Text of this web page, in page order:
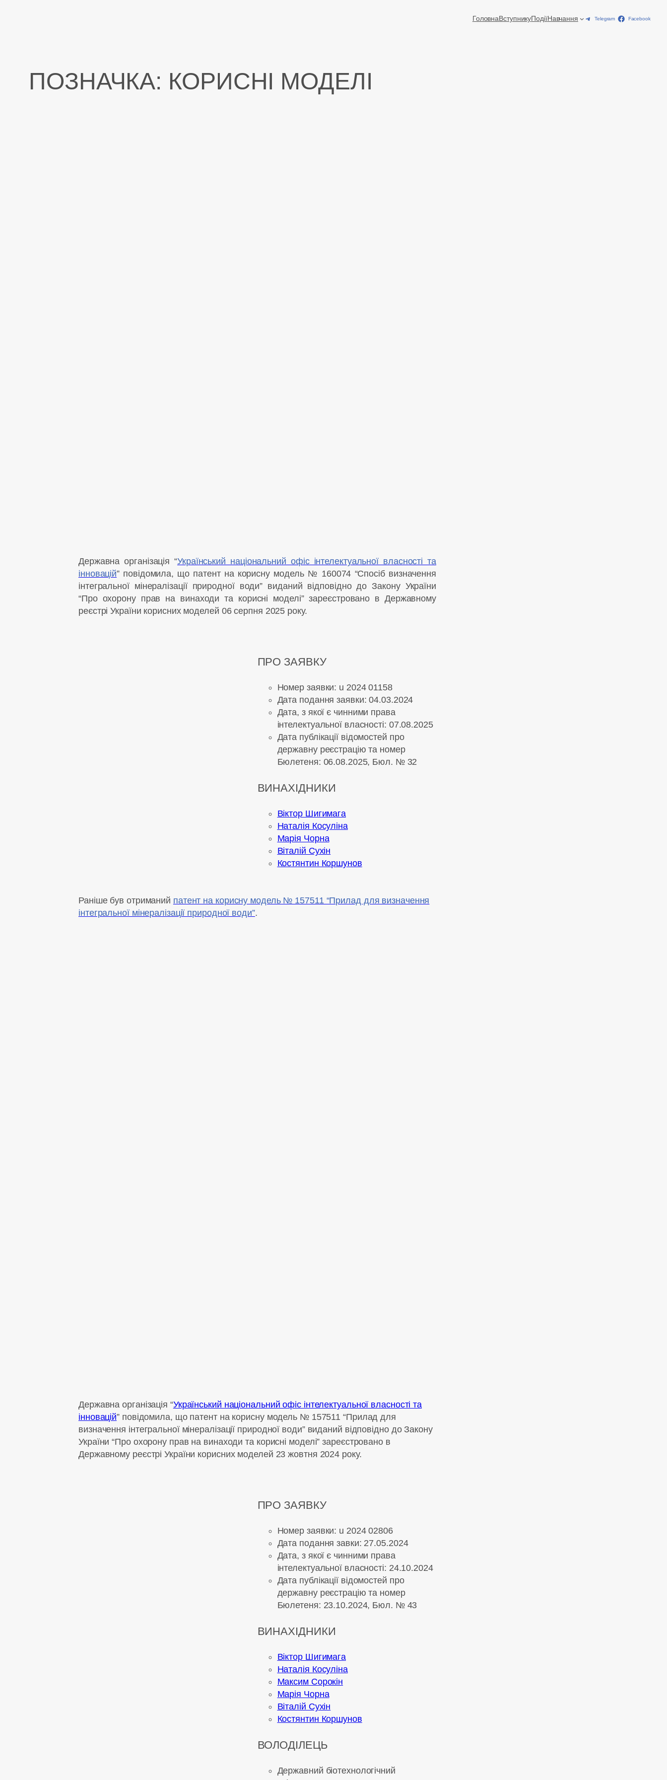
ГоловнаВступникуПодіїНавчання Telegram Facebook
ПОЗНАЧКА: КОРИСНІ МОДЕЛІ
Державна організація “Український національний офіс інтелектуальної власності та
інновацій” повідомила, що патент на корисну модель № 160074 “Спосіб визначення
інтегральної мінералізації природної води” виданий відповідно до Закону України
“Про охорону прав на винаходи та корисні моделі” зареєстровано в Державному
реєстрі України корисних моделей 06 серпня 2025 року.
ПРО ЗАЯВКУ
Номер заявки: u 2024 01158
Дата подання заявки: 04.03.2024
Дата, з якої є чинними права
інтелектуальної власності: 07.08.2025
Дата публікації відомостей про
державну реєстрацію та номер
Бюлетеня: 06.08.2025, Бюл. № 32
ВИНАХІДНИКИ
Віктор Шигимага
Наталія Косуліна
Марія Чорна
Віталій Сухін
Костянтин Коршунов
Раніше був отриманий патент на корисну модель № 157511 “Прилад для визначення
інтегральної мінералізації природної води”.
Державна організація “Український національний офіс інтелектуальної власності та
інновацій” повідомила, що патент на корисну модель № 157511 “Прилад для
визначення інтегральної мінералізації природної води” виданий відповідно до Закону
України “Про охорону прав на винаходи та корисні моделі” зареєстровано в
Державному реєстрі України корисних моделей 23 жовтня 2024 року.
ПРО ЗАЯВКУ
Номер заявки: u 2024 02806
Дата подання завки: 27.05.2024
Дата, з якої є чинними права
інтелектуальної власності: 24.10.2024
Дата публікації відомостей про
державну реєстрацію та номер
Бюлетеня: 23.10.2024, Бюл. № 43
ВИНАХІДНИКИ
Віктор Шигимага
Наталія Косуліна
Максим Сорокін
Марія Чорна
Віталій Сухін
Костянтин Коршунов
ВОЛОДІЛЕЦЬ
Державний біотехнологічний